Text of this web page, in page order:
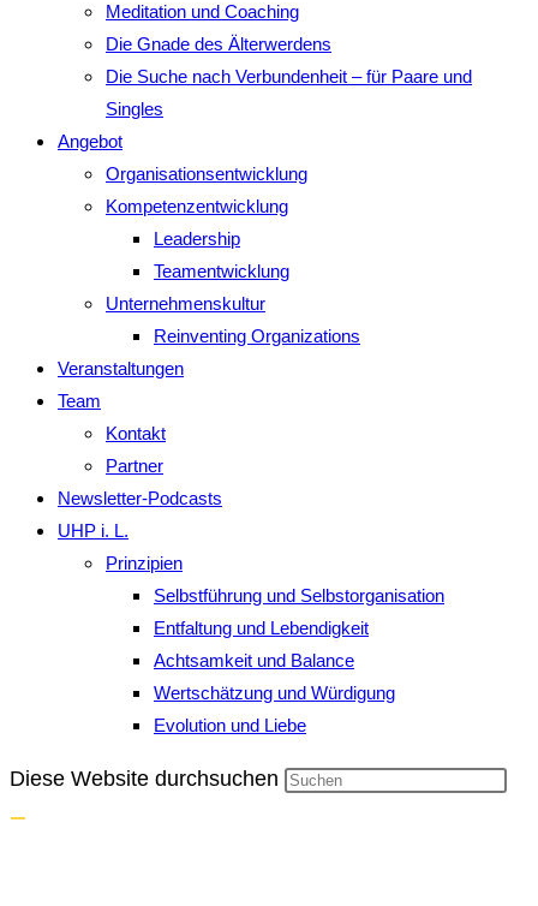
Meditation und Coaching
Die Gnade des Älterwerdens
Die Suche nach Verbundenheit – für Paare und
Singles
Angebot
Organisationsentwicklung
Kompetenzentwicklung
Leadership
Teamentwicklung
Unternehmenskultur
Reinventing Organizations
Veranstaltungen
Team
Kontakt
Partner
Newsletter-Podcasts
UHP i. L.
Prinzipien
Selbstführung und Selbstorganisation
Entfaltung und Lebendigkeit
Achtsamkeit und Balance
Wertschätzung und Würdigung
Evolution und Liebe
Diese Website durchsuchen